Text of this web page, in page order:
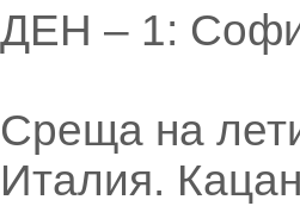
ДЕН – 1:
Среща на
Италия.